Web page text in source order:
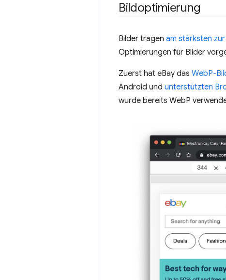
Bildoptimierung
Bilder tragen am stärksten
Optimierungen für Bilder
Zuerst hat eBay das WebP-
Android und unterstützten
wurde bereits WebP